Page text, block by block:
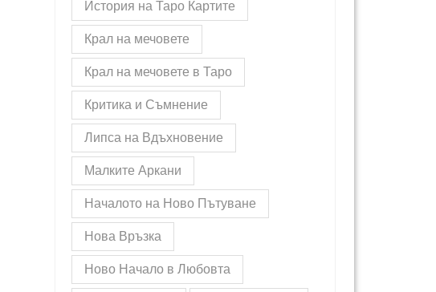
История на Таро Картите
Крал на мечовете
Крал на мечовете в Таро
Критика и Съмнение
Липса на Вдъхновение
Малките Аркани
Началото на Ново Пътуване
Нова Връзка
Ново Начало в Любовта